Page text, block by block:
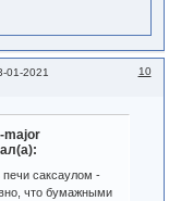
10
01-2021
major
печи саксаулом -
что бумажными